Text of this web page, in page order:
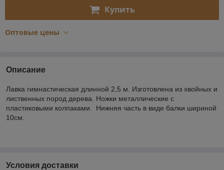
Купить
Оптовые цены
Описание
Лавка гимнастическая длинной 2,5 м. Изготовлена из хвойных и
лиственных пород дерева. Ножки металлические с
пластиковыми колпаками. Нижняя часть в виде балки шириной
10см.
Условия доставки